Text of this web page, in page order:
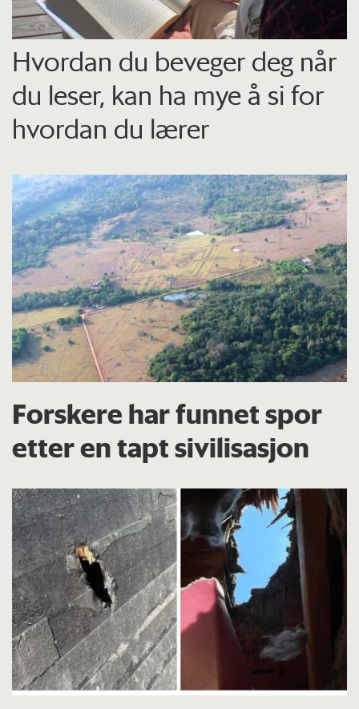
Hvordan du beveger deg når
du leser, kan ha mye å si for
hvordan du lærer
Forskere har funnet spor
etter en tapt sivilisasjon